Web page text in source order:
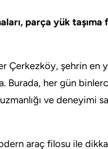
parça yük taşıma
Çerkezköy, şehrin en
Burada, her gün
ve deneyimi
araç filosu ile